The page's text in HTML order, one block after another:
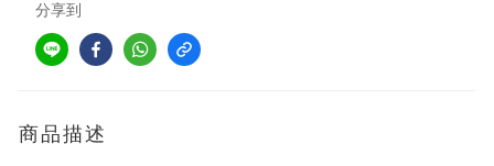
分享到
商品描述